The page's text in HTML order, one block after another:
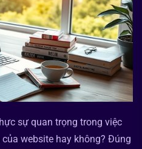
sự quan trọng trong việc
website hay không? Đúng